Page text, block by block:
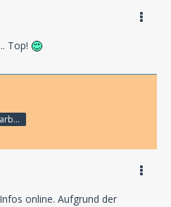
Top!
Stammgast in der Barbarabar
online. Aufgrund der